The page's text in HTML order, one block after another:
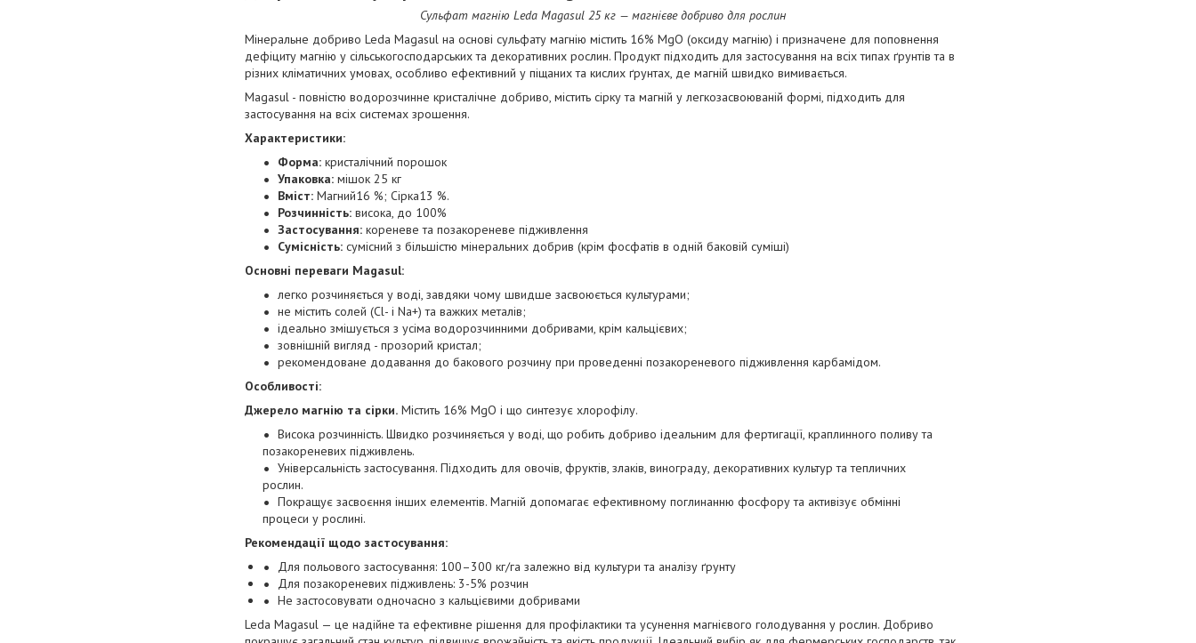
Сульфат магнію Leda Magasul 25 кг — магнієве добриво для рослин
Мінеральне добриво Leda Magasul на основі сульфату магнію містить 16% MgO (оксиду магнію) і призначене для поповнення
дефіциту магнію у сільськогосподарських та декоративних рослин. Продукт підходить для застосування на всіх типах ґрунтів та в
різних кліматичних умовах, особливо ефективний у піщаних та кислих ґрунтах, де магній швидко вимивається.
Magasul - повністю водорозчинне кристалічне добриво, містить сірку та магній у легкозасвоюваній формі, підходить для
застосування на всіх системах зрошення.
Характеристики:
Форма: кристалічний порошок
Упаковка: мішок 25 кг
Вміст: Магний16 %; Сірка13 %.
Розчинність: висока, до 100%
Застосування: кореневе та позакореневе підживлення
Сумісність: сумісний з більшістю мінеральних добрив (крім фосфатів в одній баковій суміші)
Основні переваги Magasul:
легко розчиняється у воді, завдяки чому швидше засвоюється культурами;
не містить солей (Cl- і Na+) та важких металів;
ідеально змішується з усіма водорозчинними добривами, крім кальцієвих;
зовнішній вигляд - прозорий кристал;
рекомендоване додавання до бакового розчину при проведенні позакореневого підживлення карбамідом.
Особливості:
Джерело магнію та сірки. Містить 16% MgO і що синтезує хлорофілу.
Висока розчинність. Швидко розчиняється у воді, що робить добриво ідеальним для фертигації, краплинного поливу та
позакореневих підживлень.
Універсальність застосування. Підходить для овочів, фруктів, злаків, винограду, декоративних культур та тепличних
рослин.
Покращує засвоєння інших елементів. Магній допомагає ефективному поглинанню фосфору та активізує обмінні
процеси у рослині.
Рекомендації щодо застосування:
Для польового застосування: 100–300 кг/га залежно від культури та аналізу ґрунту
Для позакореневих підживлень: 3-5% розчин
Не застосовувати одночасно з кальцієвими добривами
Leda Magasul — це надійне та ефективне рішення для профілактики та усунення магнієвого голодування у рослин. Добриво